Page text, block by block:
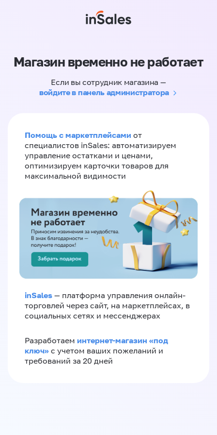
Магазин временно не работает
Если вы сотрудник магазина —
войдите в панель администратора
Помощь с маркетплейсами от
специалистов inSales: автоматизируем
управление остатками и ценами,
оптимизируем карточки товаров для
максимальной видимости
inSales — платформа управления онлайн-
торговлей через сайт, на маркетплейсах, в
социальных сетях и мессенджерах
Разработаем интернет-магазин «‎под
ключ»‎ с учетом ваших пожеланий и
требований за 20 дней